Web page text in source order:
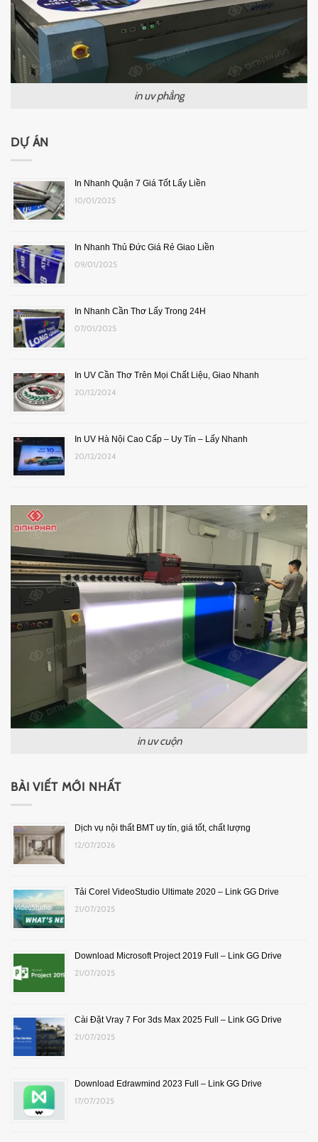
in uv phẳng
DỰ ÁN
In Nhanh Quận 7 Giá Tốt Lấy Liền
10/01/2025
In Nhanh Thủ Đức Giá Rẻ Giao Liền
09/01/2025
In Nhanh Cần Thơ Lấy Trong 24H
07/01/2025
In UV Cần Thơ Trên Mọi Chất Liệu, Giao Nhanh
20/12/2024
In UV Hà Nội Cao Cấp – Uy Tín – Lấy Nhanh
20/12/2024
in uv cuộn
BÀI VIẾT MỚI NHẤT
Dịch vụ nội thất BMT uy tín, giá tốt, chất lượng
12/07/2026
Tải Corel VideoStudio Ultimate 2020 – Link GG Drive
21/07/2025
Download Microsoft Project 2019 Full – Link GG Drive
21/07/2025
Cài Đặt Vray 7 For 3ds Max 2025 Full – Link GG Drive
21/07/2025
Download Edrawmind 2023 Full – Link GG Drive
17/07/2025